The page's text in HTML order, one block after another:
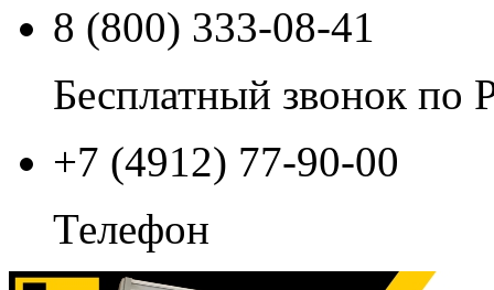
8 (800) 333-08-41
Бесплатный звонок по
+7 (4912) 77-90-00
Телефон